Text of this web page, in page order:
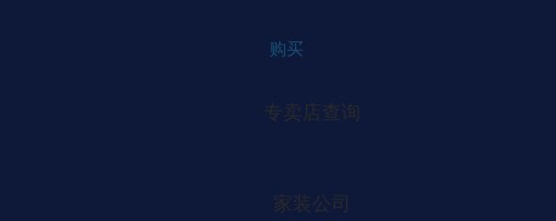
购买
专卖店查询
家装公司